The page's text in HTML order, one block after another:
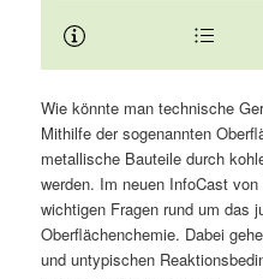
Wie könnte man technische
Mithilfe der sogenannten
metallische Bauteile durch
werden. Im neuen InfoCast
wichtigen Fragen rund um das
Oberflächenchemie. Dabei
und untypischen